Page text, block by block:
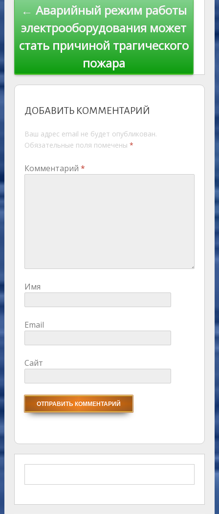
← Аварийный режим работы
электрооборудования может
стать причиной трагического
пожара
ДОБАВИТЬ КОММЕНТАРИЙ
Ваш адрес email не будет опубликован.
Обязательные поля помечены *
Комментарий *
Имя
Email
Сайт